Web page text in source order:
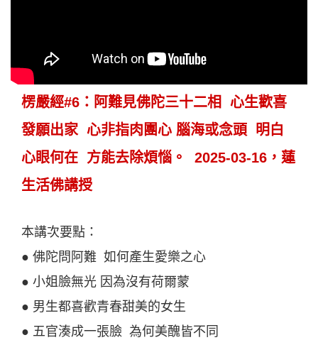
楞嚴經#6：阿難見佛陀三十二相 心生歡喜
發願出家 心非指肉團心 腦海或念頭 明白
心眼何在 方能去除煩惱。 2025-03-16，蓮
生活佛講授
本講次要點：
● 佛陀問阿難 如何產生愛樂之心
● 小姐臉無光 因為沒有荷爾蒙
● 男生都喜歡青春甜美的女生
● 五官湊成一張臉 為何美醜皆不同